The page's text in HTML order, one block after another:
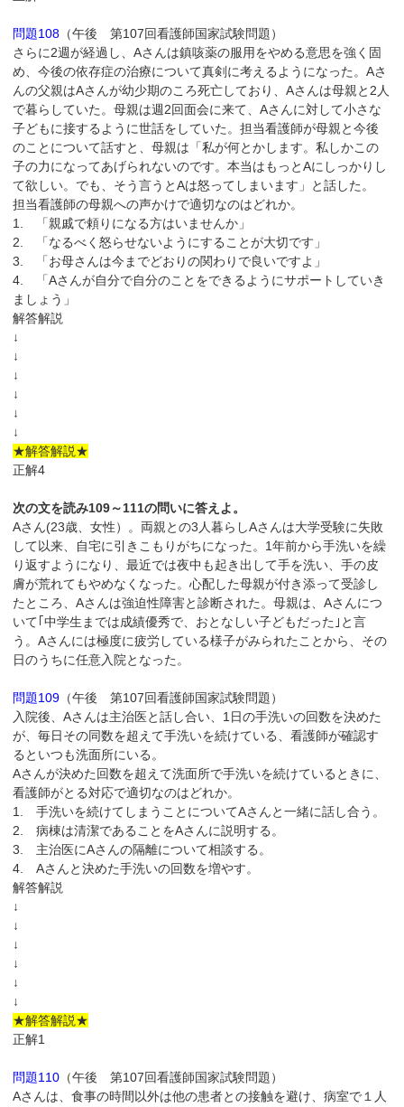
問題108 （午後 第107回看護師国家試験問題）
さらに2週が経過し、Aさんは鎮咳薬の服用をやめる意思を強く固
め、今後の依存症の治療について真剣に考えるようになった。Aさ
んの父親はAさんが幼少期のころ死亡しており、Aさんは母親と2人
で暮らしていた。母親は週2回面会に来て、Aさんに対して小さな
子どもに接するように世話をしていた。担当看護師が母親と今後
のことについて話すと、母親は「私が何とかします。私しかこの
子の力になってあげられないのです。本当はもっとAにしっかりし
て欲しい。でも、そう言うとAは怒ってしまいます」と話した。
担当看護師の母親への声かけで適切なのはどれか。
1. 「親戚で頼りになる方はいませんか」
2. 「なるべく怒らせないようにすることが大切です」
3. 「お母さんは今までどおりの関わりで良いですよ」
4. 「Aさんが自分で自分のことをできるようにサポートしていき
ましょう」
解答解説
↓
↓
↓
↓
↓
↓
★解答解説★
正解4
次の文を読み109～111の問いに答えよ。
Aさん(23歳、女性）。両親との3人暮らしAさんは大学受験に失敗
して以来、自宅に引きこもりがちになった。1年前から手洗いを繰
り返すようになり、最近では夜中も起き出して手を洗い、手の皮
膚が荒れてもやめなくなった。心配した母親が付き添って受診し
たところ、Aさんは強迫性障害と診断された。母親は、Aさんにつ
いて｢中学生までは成績優秀で、おとなしい子どもだった｣と言
う。Aさんには極度に疲労している様子がみられたことから、その
日のうちに任意入院となった。
問題109 （午後 第107回看護師国家試験問題）
入院後、Aさんは主治医と話し合い、1日の手洗いの回数を決めた
が、毎日その同数を超えて手洗いを続けている、看護師が確認す
るといつも洗面所にいる。
Aさんが決めた回数を超えて洗面所で手洗いを続けているときに、
看護師がとる対応で適切なのはどれか。
1. 手洗いを続けてしまうことについてAさんと一緒に話し合う。
2. 病棟は清潔であることをAさんに説明する。
3. 主治医にAさんの隔離について相談する。
4. Aさんと決めた手洗いの回数を増やす。
解答解説
↓
↓
↓
↓
↓
↓
★解答解説★
正解1
問題110 （午後 第107回看護師国家試験問題）
Aさんは、食事の時間以外は他の患者との接触を避け、病室で１人